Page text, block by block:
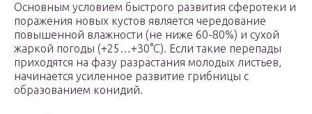
Основным условием быстрого развития сферотеки и
поражения новых кустов является чередование
повышенной влажности (не ниже 60-80%) и сухой
жаркой погоды (+25…+30°С). Если такие перепады
приходятся на фазу разрастания молодых листьев,
начинается усиленное развитие грибницы с
образованием конидий.